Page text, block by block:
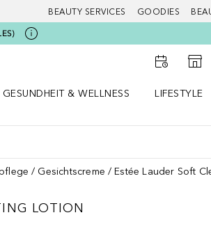
BEAUTY SERVICES GOODIES
GESUNDHEIT & WELLNESS
LIFESTYLE
Gesichtscreme Estée Lauder Soft
LOTION